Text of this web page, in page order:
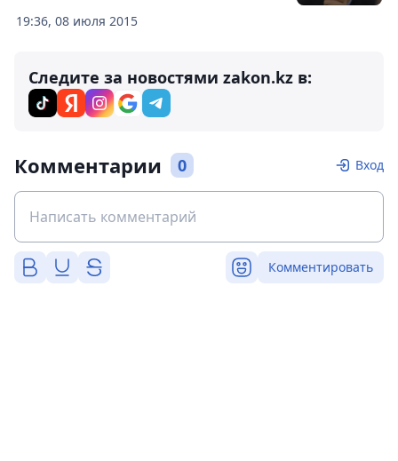
19:36, 08 июля 2015
Следите за новостями zakon.kz в:
Комментарии 0 Вход
Комментировать